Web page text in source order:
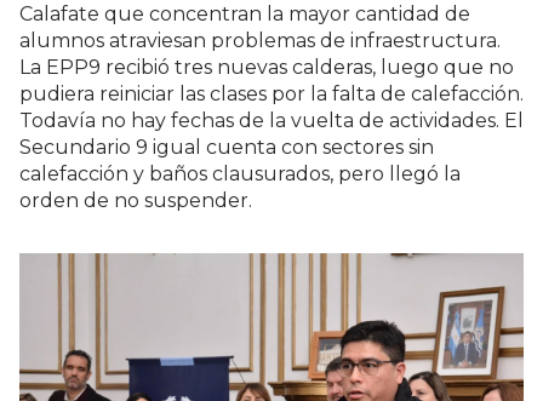
Calafate que concentran la mayor cantidad de
alumnos atraviesan problemas de infraestructura.
La EPP9 recibió tres nuevas calderas, luego que no
pudiera reiniciar las clases por la falta de calefacción.
Todavía no hay fechas de la vuelta de actividades. El
Secundario 9 igual cuenta con sectores sin
calefacción y baños clausurados, pero llegó la
orden de no suspender.